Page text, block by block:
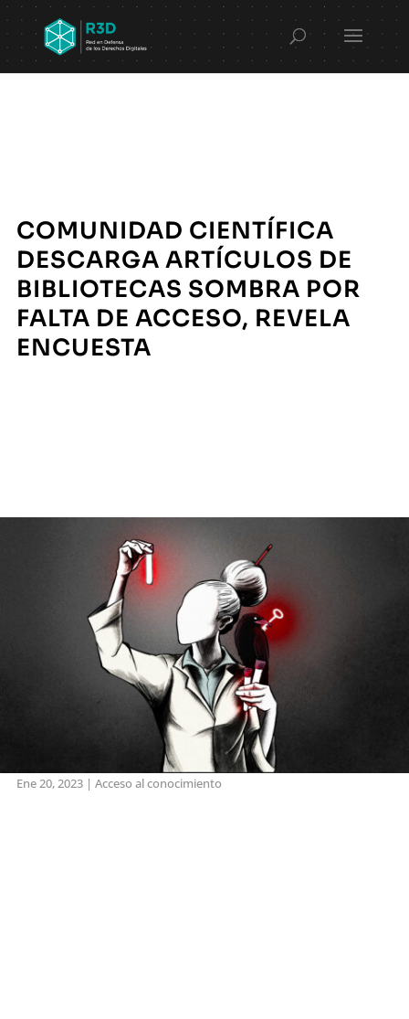
COMUNIDAD CIENTÍFICA
DESCARGA ARTÍCULOS DE
BIBLIOTECAS SOMBRA POR
FALTA DE ACCESO, REVELA
ENCUESTA
Ene 20, 2023| Acceso al conocimiento